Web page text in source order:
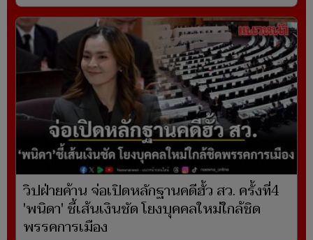
วิปฝ่ายค้าน จ่อเปิดหลักฐานคดีฮั้ว สว. ครั้งที่4
'พนิดา' ชี้เส้นเงินชัด โยงบุคคลใหม่ใกล้ชิด
พรรคการเมือง